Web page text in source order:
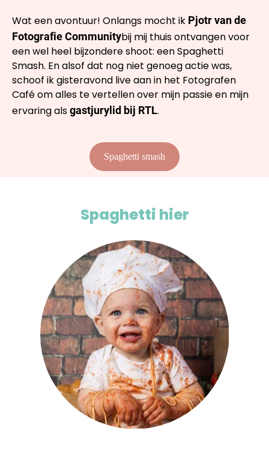
Wat een avontuur! Onlangs mocht ik Pjotr van de
Fotografie Communitybij mij thuis ontvangen voor
een wel heel bijzondere shoot: een Spaghetti
Smash. En alsof dat nog niet genoeg actie was,
schoof ik gisteravond live aan in het Fotografen
Café om alles te vertellen over mijn passie en mijn
ervaring alsgastjurylid bij RTL.
Spaghetti smash
Spaghetti hier